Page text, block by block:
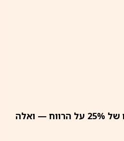
מוכרים דירה? מס שבח של 25% על הרווח — ואלה